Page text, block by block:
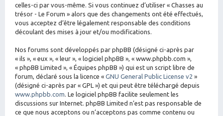
celles-ci par vous-même. Si vous continuez d’utiliser « Chasses au
trésor - Le Forum » alors que des changements ont été effectués,
vous acceptez d’être légalement responsable des conditions
découlant des mises à jour et/ou modifications.
Nos forums sont développés par phpBB (désigné ci-après par
« ils », « eux », « leur », « logiciel phpBB », « www.phpbb.com »,
« phpBB Limited », « Équipes phpBB ») qui est un script libre de
forum, déclaré sous la licence « GNU General Public License v2 »
(désigné ci-après par « GPL ») et qui peut être téléchargé depuis
www.phpbb.com. Le logiciel phpBB facilite seulement les
discussions sur Internet. phpBB Limited n’est pas responsable de
ce que nous acceptons ou n’acceptons pas comme contenu ou